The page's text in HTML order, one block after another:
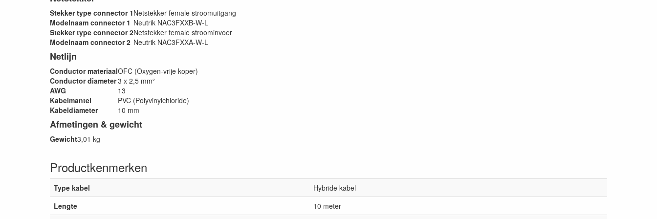
Stekker type connector 1Netstekker female stroomuitgang
Modelnaam connector 1 Neutrik NAC3FXXB-W-L
Stekker type connector 2Netstekker female stroominvoer
Modelnaam connector 2 Neutrik NAC3FXXA-W-L
Netlijn
Conductor materiaalOFC (Oxygen-vrije koper)
Conductor diameter3 x 2,5 mm²
AWG
13
Kabelmantel
PVC (Polyvinylchloride)
Kabeldiameter
10 mm
Afmetingen & gewicht
Gewicht3,01 kg
Productkenmerken
Type kabel
Hybride kabel
Lengte
10 meter